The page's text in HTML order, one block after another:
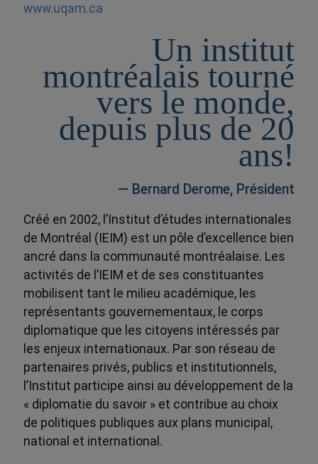
www.uqam.ca
Un institut
montréalais tourné
vers le monde,
depuis plus de 20
ans!
— Bernard Derome, Président
Créé en 2002, l’Institut d’études internationales
de Montréal (IEIM) est un pôle d’excellence bien
ancré dans la communauté montréalaise. Les
activités de l’IEIM et de ses constituantes
mobilisent tant le milieu académique, les
représentants gouvernementaux, le corps
diplomatique que les citoyens intéressés par
les enjeux internationaux. Par son réseau de
partenaires privés, publics et institutionnels,
l’Institut participe ainsi au développement de la
« diplomatie du savoir » et contribue au choix
de politiques publiques aux plans municipal,
national et international.